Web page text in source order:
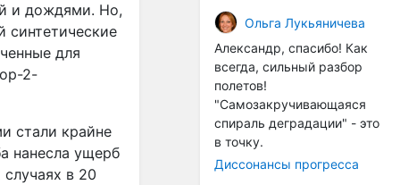
и дождями. Но,
для
2-
стали крайне
нанесла ущерб
в 20
организмы, и потом они
могут быть перенесены в
другие регионы. Поэтому
проблема вполне реальная
— просто я бы говорила не
о неизбежной катастрофе,
а о повышенном риске,
который нельзя
игнорировать. А так да 👍
Ольга Лукьяничева
Александр, спасибо! Как
всегда, сильный разбор
полетов!
"Самозакручивающаяся
спираль деградации" - это
в точку.
Диссонансы прогресса